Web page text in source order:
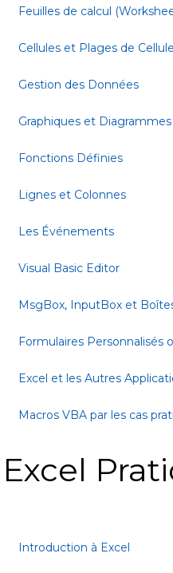
Feuilles de calcul
Cellules et Plages de
Gestion des Données
Graphiques et Diagrammes
Fonctions Définies
Lignes et Colonnes
Les Événements
Visual Basic Editor
MsgBox, InputBox et
Formulaires Personnalisés
Excel et les Autres
Macros VBA par les cas
Excel
Introduction à Excel